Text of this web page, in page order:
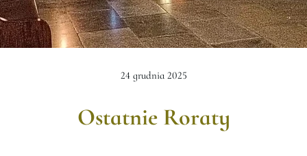
24 grudnia 2025
Ostatnie Roraty